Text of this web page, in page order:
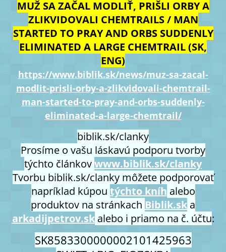
MUŽ SA ZAČAL MODLIŤ, PRIŠLI ORBY A
ZLIKVIDOVALI CHEMTRAILS / MAN
STARTED TO PRAY AND ORBS SUDDENLY
ELIMINATED A LARGE CHEMTRAIL (SK,
ENG)
https://www.biblik.sk/news/muz-sa-zacal-
modlit-prisli-orby-a-zlikvidovali-chemtrail-
man-started-to-pray-and-orbs-suddenly-
eliminated-a-large-chemtrail/
biblik.sk/clanky
Prosíme o vašu láskavú podporu tvorby
týchto článkovwww.biblik.sk/clanky
Tvorbu biblik.sk/clanky môžete podporovať
napríklad kúpou týchto kníh alebo
produktov na stránkach Biblik.sk a
arkadijpetrov.skalebo i priamo na č. účtu:
SK8583300000002101425963